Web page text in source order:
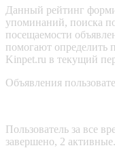
Данный рейтинг
упоминаний, поиска
посещаемости
помогают определить
Kinpet.ru в текущий
Объявления
Пользователь за все
завершено, 2 активные.